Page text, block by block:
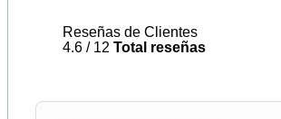
Reseñas de Clientes
4.6 / 12 Total reseñas